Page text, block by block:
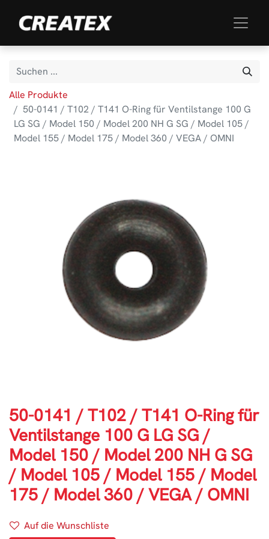
Alle Produkte
50-0141 / T102 / T141 O-Ring für Ventilstange 100 G
LG SG / Model 150 / Model 200 NH G SG / Model 105 /
Model 155 / Model 175 / Model 360 / VEGA / OMNI
50-0141 / T102 / T141 O-Ring für
Ventilstange 100 G LG SG /
Model 150 / Model 200 NH G SG
/ Model 105 / Model 155 / Model
175 / Model 360 / VEGA / OMNI
Auf die Wunschliste